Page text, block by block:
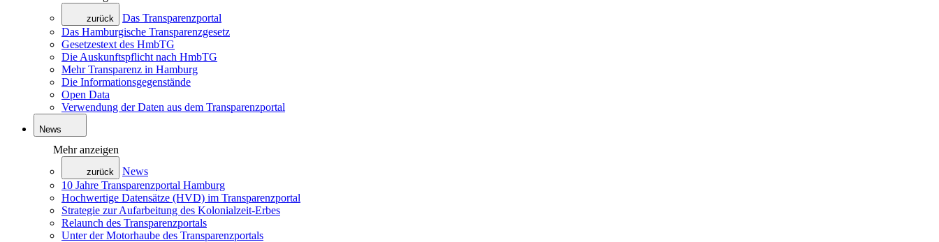
zurück
Das Transparenzportal
Das Hamburgische Transparenzgesetz
Gesetzestext des HmbTG
Die Auskunftspflicht nach HmbTG
Mehr Transparenz in Hamburg
Die Informationsgegenstände
Open Data
Verwendung der Daten aus dem Transparenzportal
News
Mehr anzeigen
zurück
News
10 Jahre Transparenzportal Hamburg
Hochwertige Datensätze (HVD) im Transparenzportal
Strategie zur Aufarbeitung des Kolonialzeit-Erbes
Relaunch des Transparenzportals
Unter der Motorhaube des Transparenzportals